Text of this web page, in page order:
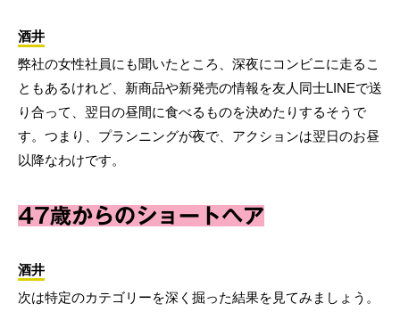
酒井
弊社の女性社員にも聞いたところ、深夜にコンビニに走るこ
ともあるけれど、新商品や新発売の情報を友人同士LINEで送
り合って、翌日の昼間に食べるものを決めたりするそうで
す。つまり、プランニングが夜で、アクションは翌日のお昼
以降なわけです。
47歳からのショートヘア
酒井
次は特定のカテゴリーを深く掘った結果を見てみましょう。